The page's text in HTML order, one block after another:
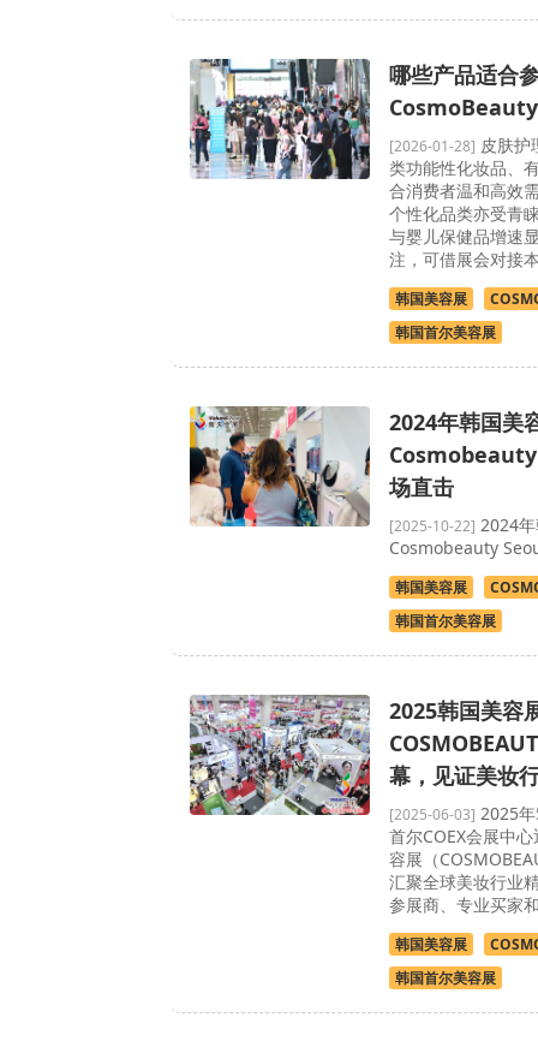
哪些产品适合
CosmoBeauty
[2026-01-28] 皮肤护
类功能性化妆品、
合消费者温和高效
个性化品类亦受青
与婴儿保健品增速
注，可借展会对接
韩国美容展
韩国首尔美容展
2024年韩国美
场直击
[2025-10-22] 2024
Cosmobeauty
韩国美容展
韩国首尔美容展
2025韩国美容
幕，见证美妆
[2025-06-03] 2025
首尔COEX会展中
容展（
汇聚全球美妆行业
参展商、专业买家
韩国美容展
韩国首尔美容展